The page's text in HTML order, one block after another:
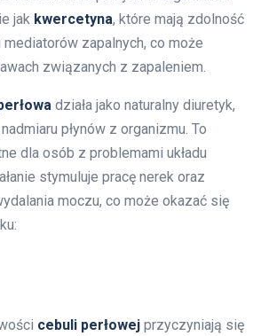
jak kwercetyna, które mają zdolność
zapalnych, co może
związanych z zapaleniem.
działa jako naturalny diuretyk,
płynów z organizmu. To
dla osób z problemami układu
stymuluje pracę nerek oraz
moczu, co może okazać się
cebuli perłowej przyczyniają się